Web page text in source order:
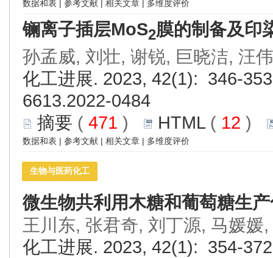
数据和表 | 参考文献 | 相关文章 | 多维度评价
镧离子插层MoS2膜的制备及印
孙孟威, 刘壮, 谢锐, 巨晓洁, 汪
化工进展. 2023, 42(1): 346-
6613.2022-0484
摘要 ( 471 ) HTML( 12 )
数据和表 | 参考文献 | 相关文章 | 多维度评价
生物与医药化工
微生物共利用木糖和葡萄糖生
王川东, 张君奇, 刘丁源, 马媛媛
化工进展. 2023, 42(1): 354-